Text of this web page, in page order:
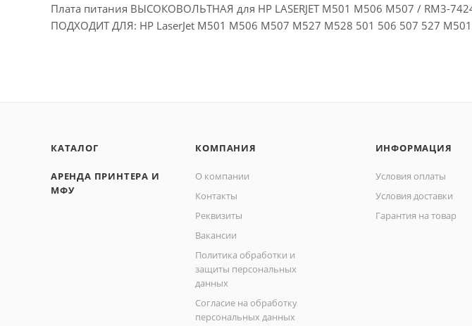
Плата питания ВЫСОКОВОЛЬТНАЯ для HP LASERJET M501 M506 M507 / RM3-
ПОДХОДИТ ДЛЯ: HP LaserJet M501 M506 M507 M527 M528 501 506 507 527
КАТАЛОГ
АРЕНДА ПРИНТЕРА И
МФУ
КОМПАНИЯ
О компании
Контакты
Реквизиты
Вакансии
Политика обработки и
защиты персональных
данных
Согласие на обработку
персональных данных
ИНФОРМАЦИЯ
Условия оплаты
Условия доставки
Гарантия на товар